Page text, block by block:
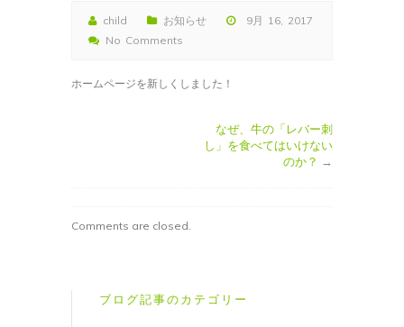
child お知らせ
9月 16, 2017
No Comments
ホームページを新しくしました！
なぜ、牛の「レバー刺
し」を食べてはいけない
のか？ →
Comments are closed.
ブログ記事のカテゴリー